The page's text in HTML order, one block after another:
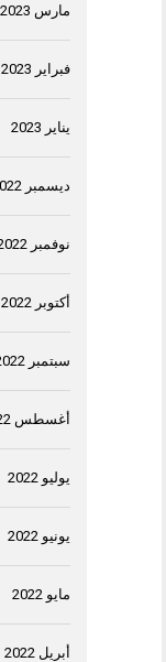
مارس 2023
فبراير 2023
يناير 2023
ديسمبر 2022
نوفمبر 2022
أكتوبر 2022
سبتمبر 2022
أغسطس 2022
يوليو 2022
يونيو 2022
مايو 2022
أبريل 2022